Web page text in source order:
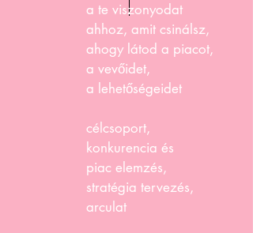
a te viszonyodat
ahhoz, amit csinálsz,
ahogy látod a piacot,
a vevőidet,
a lehetőségeidet
célcsoport,
konkurencia és
piac elemzés,
stratégia tervezés,
arculat